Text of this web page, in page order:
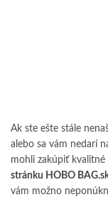
Ak ste ešte stále
alebo sa vám nedarí
mohli zakúpiť
stránku HOBO
vám možno